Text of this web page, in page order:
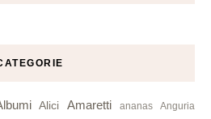
Alici Amaretti ananas Anguria